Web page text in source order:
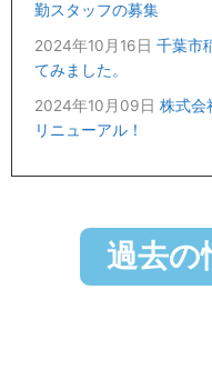
勤スタッフの募集
2024年10月16日 千葉市
てみました。
2024年10月09日 株式会
リニューアル！
過去の